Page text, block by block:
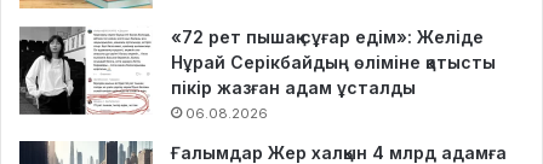
«72 рет пышақ сұғар едім»: Желіде
Нұрай Серікбайдың өліміне қатысты
пікір жазған адам ұсталды
06.08.2026
Ғалымдар Жер халқын 4 млрд адамға